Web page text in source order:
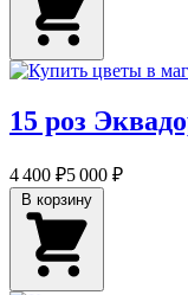
15 роз
4 400 ₽5 000 ₽